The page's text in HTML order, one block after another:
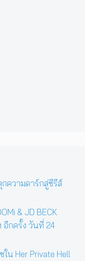
ความดาร์กสู่ซีรีส์
& JD BECK
อีกครั้ง วันที่ 24
น Her Private Hell